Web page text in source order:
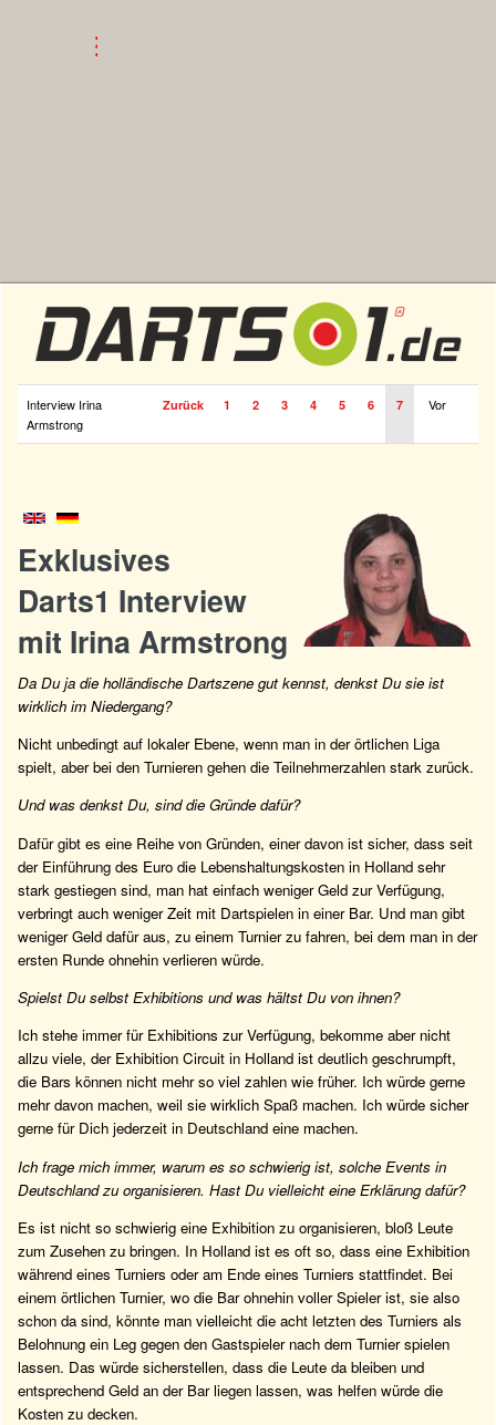
Interview Irina
Armstrong
Zurück 1 2 3 4 5 6 7 Vor
Exklusives
Darts1 Interview
mit Irina Armstrong
Da Du ja die holländische Dartszene gut kennst, denkst Du sie ist
wirklich im Niedergang?
Nicht unbedingt auf lokaler Ebene, wenn man in der örtlichen Liga
spielt, aber bei den Turnieren gehen die Teilnehmerzahlen stark zurück.
Und was denkst Du, sind die Gründe dafür?
Dafür gibt es eine Reihe von Gründen, einer davon ist sicher, dass seit
der Einführung des Euro die Lebenshaltungskosten in Holland sehr
stark gestiegen sind, man hat einfach weniger Geld zur Verfügung,
verbringt auch weniger Zeit mit Dartspielen in einer Bar. Und man gibt
weniger Geld dafür aus, zu einem Turnier zu fahren, bei dem man in der
ersten Runde ohnehin verlieren würde.
Spielst Du selbst Exhibitions und was hältst Du von ihnen?
Ich stehe immer für Exhibitions zur Verfügung, bekomme aber nicht
allzu viele, der Exhibition Circuit in Holland ist deutlich geschrumpft,
die Bars können nicht mehr so viel zahlen wie früher. Ich würde gerne
mehr davon machen, weil sie wirklich Spaß machen. Ich würde sicher
gerne für Dich jederzeit in Deutschland eine machen.
Ich frage mich immer, warum es so schwierig ist, solche Events in
Deutschland zu organisieren. Hast Du vielleicht eine Erklärung dafür?
Es ist nicht so schwierig eine Exhibition zu organisieren, bloß Leute
zum Zusehen zu bringen. In Holland ist es oft so, dass eine Exhibition
während eines Turniers oder am Ende eines Turniers stattfindet. Bei
einem örtlichen Turnier, wo die Bar ohnehin voller Spieler ist, sie also
schon da sind, könnte man vielleicht die acht letzten des Turniers als
Belohnung ein Leg gegen den Gastspieler nach dem Turnier spielen
lassen. Das würde sicherstellen, dass die Leute da bleiben und
entsprechend Geld an der Bar liegen lassen, was helfen würde die
Kosten zu decken.